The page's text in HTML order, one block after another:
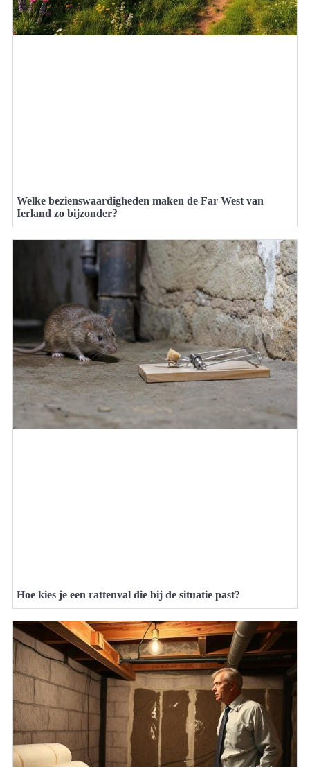
Welke bezienswaardigheden maken de Far West van
Ierland zo bijzonder?
Hoe kies je een rattenval die bij de situatie past?